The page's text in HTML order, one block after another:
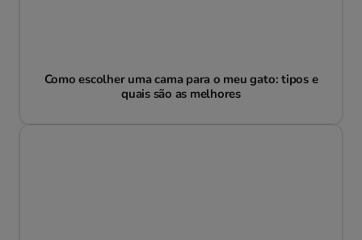
Como escolher uma cama para o meu gato: tipos e
quais são as melhores